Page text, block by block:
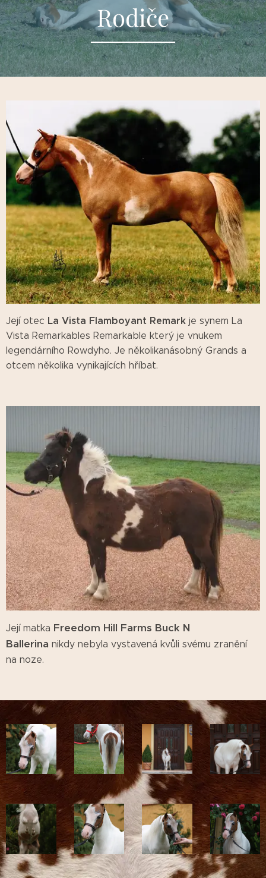
Rodiče
Její otec La Vista Flamboyant Remark je synem La
Vista Remarkables Remarkable který je vnukem
legendárního Rowdyho. Je několikanásobný Grands a
otcem několika vynikajících hříbat.
Její matka Freedom Hill Farms Buck N
Ballerina nikdy nebyla vystavená kvůli svému zranění
na noze.